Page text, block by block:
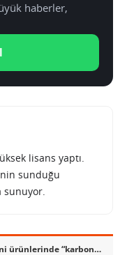
haberler,
lisans yaptı.
sunduğu
sunuyor.
Apple Watch ve Mac mini ürünlerinde “karbon nötr” ifadesi kaldırıldı